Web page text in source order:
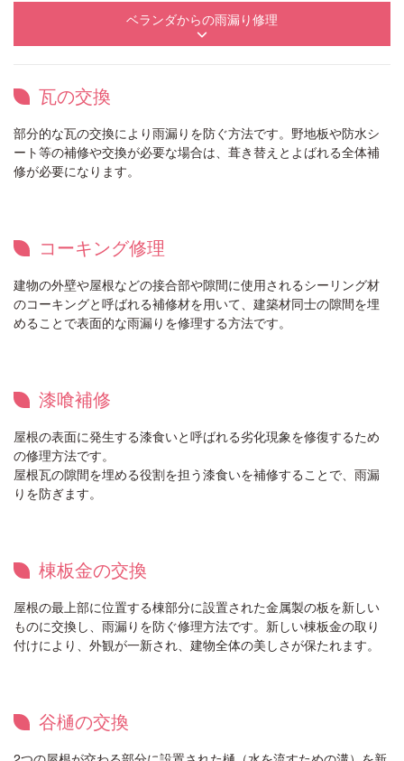
ベランダからの雨漏り修理
瓦の交換
部分的な瓦の交換により雨漏りを防ぐ方法です。野地板や防水シ
ート等の補修や交換が必要な場合は、葺き替えとよばれる全体補
修が必要になります。
コーキング修理
建物の外壁や屋根などの接合部や隙間に使用されるシーリング材
のコーキングと呼ばれる補修材を用いて、建築材同士の隙間を埋
めることで表面的な雨漏りを修理する方法です。
漆喰補修
屋根の表面に発生する漆食いと呼ばれる劣化現象を修復するため
の修理方法です。
屋根瓦の隙間を埋める役割を担う漆食いを補修することで、雨漏
りを防ぎます。
棟板金の交換
屋根の最上部に位置する棟部分に設置された金属製の板を新しい
ものに交換し、雨漏りを防ぐ修理方法です。新しい棟板金の取り
付けにより、外観が一新され、建物全体の美しさが保たれます。
谷樋の交換